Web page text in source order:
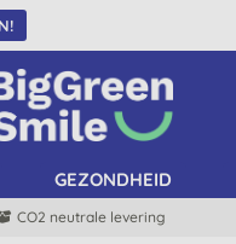
GEZONDHEID
CO2 neutrale levering